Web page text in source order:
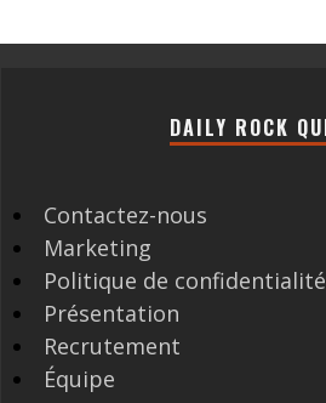
DAILY ROCK
Contactez-nous
Marketing
Politique de confidentialité
Présentation
Recrutement
Équipe